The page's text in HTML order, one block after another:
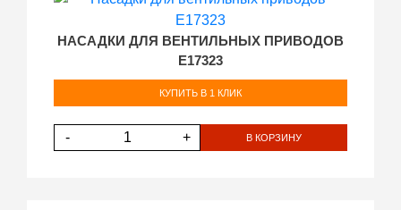
НАСАДКИ ДЛЯ ВЕНТИЛЬНЫХ ПРИВОДОВ
E17323
КУПИТЬ В 1 КЛИК
- + В КОРЗИНУ